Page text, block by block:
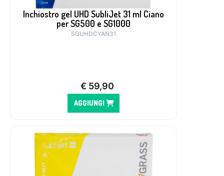
Inchiostro gel UHD SubliJet 31 ml Ciano
per SG500 e SG1000
SGUHDCYAN31
€ 59,90
AGGIUNGI